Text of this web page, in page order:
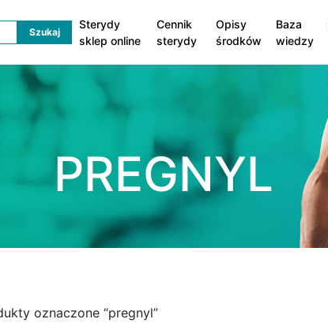
Sterydy
sklep online
Cennik
sterydy
Opisy
środków
Baza
wiedzy
PREGNYL
oznaczone “pregnyl”